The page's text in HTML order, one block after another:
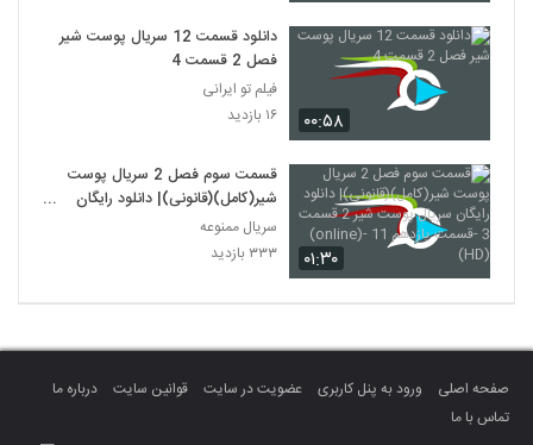
۰۰:۵۸
دانلود قسمت 12 سریال پوست شیر
فصل 2 قسمت 4
فیلم تو ایرانی
۱۶ بازدید
۰۱:۳۰
قسمت سوم فصل 2 سریال پوست
شیر(کامل)(قانونی)| دانلود رایگان
-قسمت یازدهم 11 -(online)(HD)
سریال ممنوعه
۳۳۳ بازدید
صفحه اصلی ورود به پنل کاربری عضویت در سایت قوانین سایت
درباره ما
تماس با ما